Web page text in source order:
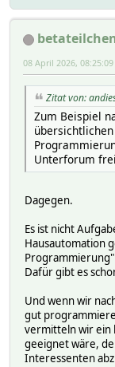
08 April 2026, 08:25:09
Zitat von:
Zum Beispiel
Unterforum
Dagegen.
Es ist nicht
Hausautomation
Dafür gibt es
Und wenn wir
gut
vermitteln wir ein
geeignet wäre,
Interessenten